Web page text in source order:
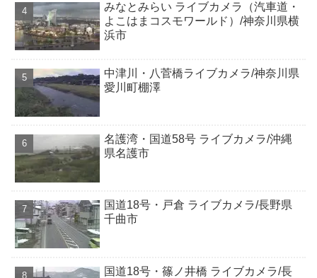
みなとみらい ライブカメラ（汽車道・
よこはまコスモワールド）/神奈川県横
浜市
中津川・八菅橋ライブカメラ/神奈川県
愛川町棚澤
名護湾・国道58号 ライブカメラ/沖縄
県名護市
国道18号・戸倉 ライブカメラ/長野県
千曲市
国道18号・篠ノ井橋 ライブカメラ/長